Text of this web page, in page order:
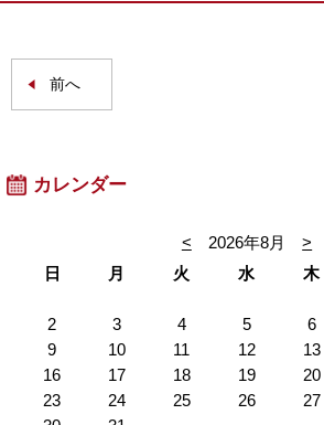
前へ
カレンダー
< 2026年8月
>
日
月 火 水 木
2
3 4 5 6
9
10 11 12 13
16
17 18 19 20
23
24 25 26 27